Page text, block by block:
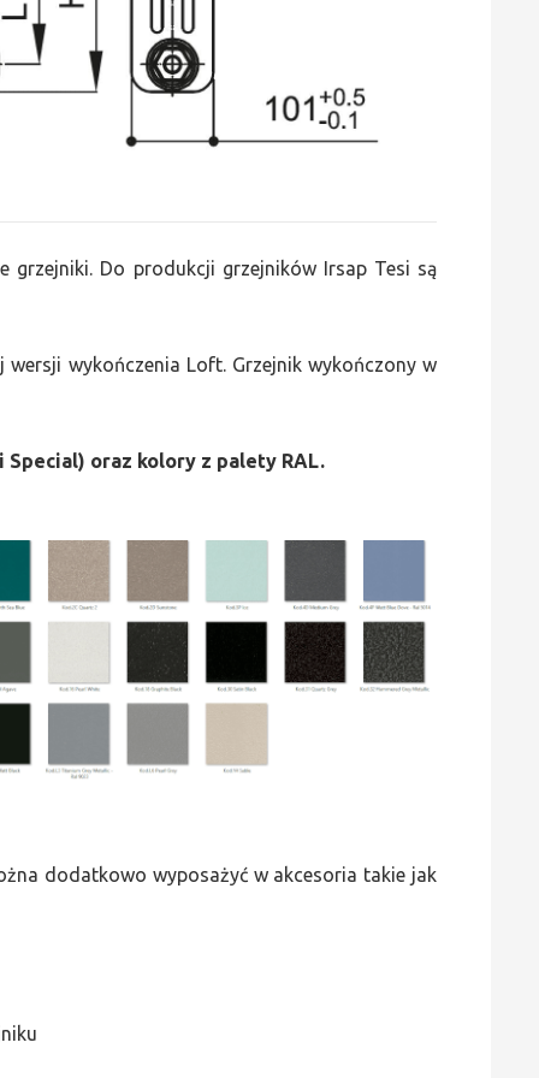
grzejniki. Do produkcji grzejników Irsap Tesi są
wykończenia Loft. Grzejnik wykończony w
oraz kolory z palety RAL.
dodatkowo wyposażyć w akcesoria takie jak